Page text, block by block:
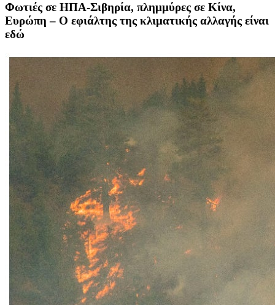
Φωτιές σε ΗΠΑ-Σιβηρία, πλημμύρες σε Κίνα,
Ευρώπη – Ο εφιάλτης της κλιματικής αλλαγής είναι
εδώ